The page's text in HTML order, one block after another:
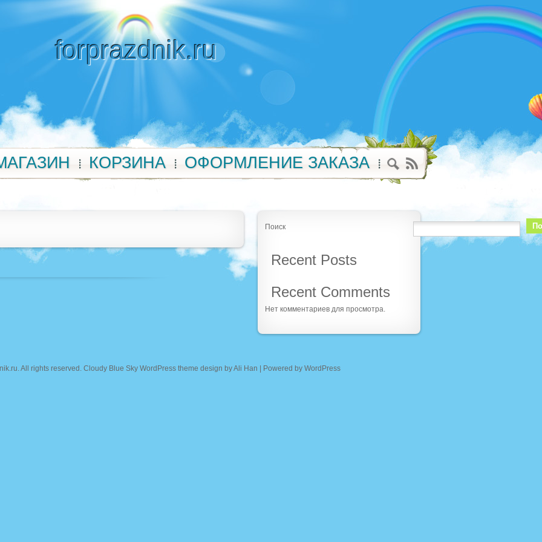
forprazdnik.ru
КОРЗИНА ОФОРМЛЕНИЕ ЗАКАЗА
Поиск
Recent Posts
Recent Comments
Нет комментариев для просмотра.
. All rights reserved. Cloudy Blue Sky WordPress theme design byAli Han | Powered by WordPress